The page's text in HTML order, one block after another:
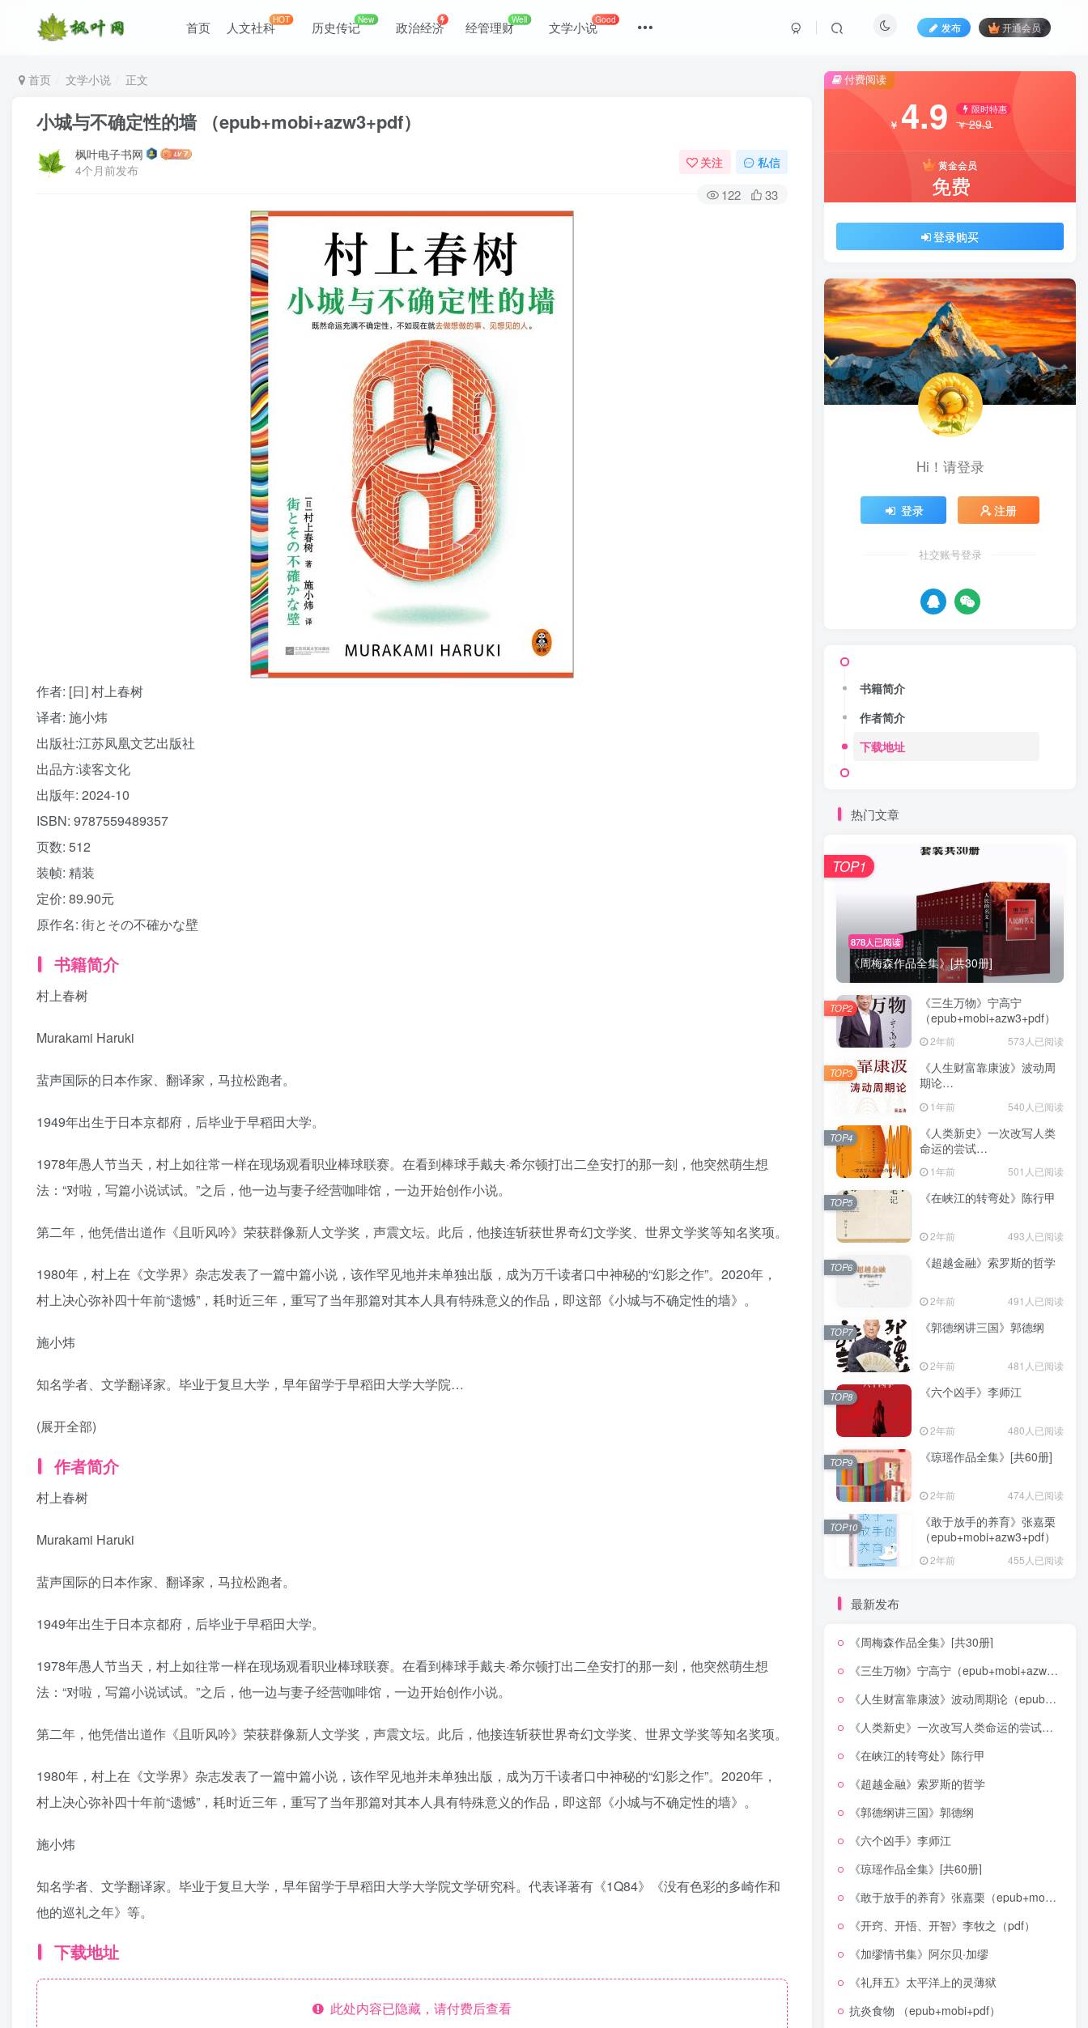
首页 人文社科HOT 历史传记New 政治经济 经管理财Well 文学小说Good
发布 开通会员
首页 文学小说 正文
小城与不确定性的墙 （epub+mobi+azw3+pdf）
枫叶电子书网
4个月前发布
关注 私信
122 33
作者: [日] 村上春树
译者: 施小炜
出版社:江苏凤凰文艺出版社
出品方:读客文化
出版年: 2024-10
ISBN: 9787559489357
页数: 512
装帧: 精装
定价: 89.90元
原作名: 街とその不確かな壁
书籍简介
村上春树
Murakami Haruki
蜚声国际的日本作家、翻译家，马拉松跑者。
1949年出生于日本京都府，后毕业于早稻田大学。
1978年愚人节当天，村上如往常一样在现场观看职业棒球联赛。在看到棒球手戴夫·希尔顿打出二垒安打的那一刻，他突然萌生想
法：“对啦，写篇小说试试。”之后，他一边与妻子经营咖啡馆，一边开始创作小说。
第二年，他凭借出道作《且听风吟》荣获群像新人文学奖，声震文坛。此后，他接连斩获世界奇幻文学奖、世界文学奖等知名奖项。
1980年，村上在《文学界》杂志发表了一篇中篇小说，该作罕见地并未单独出版，成为万千读者口中神秘的“幻影之作”。2020年，
村上决心弥补四十年前“遗憾”，耗时近三年，重写了当年那篇对其本人具有特殊意义的作品，即这部《小城与不确定性的墙》。
施小炜
知名学者、文学翻译家。毕业于复旦大学，早年留学于早稻田大学大学院…
(展开全部)
作者简介
村上春树
Murakami Haruki
蜚声国际的日本作家、翻译家，马拉松跑者。
1949年出生于日本京都府，后毕业于早稻田大学。
1978年愚人节当天，村上如往常一样在现场观看职业棒球联赛。在看到棒球手戴夫·希尔顿打出二垒安打的那一刻，他突然萌生想
法：“对啦，写篇小说试试。”之后，他一边与妻子经营咖啡馆，一边开始创作小说。
第二年，他凭借出道作《且听风吟》荣获群像新人文学奖，声震文坛。此后，他接连斩获世界奇幻文学奖、世界文学奖等知名奖项。
1980年，村上在《文学界》杂志发表了一篇中篇小说，该作罕见地并未单独出版，成为万千读者口中神秘的“幻影之作”。2020年，
村上决心弥补四十年前“遗憾”，耗时近三年，重写了当年那篇对其本人具有特殊意义的作品，即这部《小城与不确定性的墙》。
施小炜
知名学者、文学翻译家。毕业于复旦大学，早年留学于早稻田大学大学院文学研究科。代表译著有《1Q84》《没有色彩的多崎作和
他的巡礼之年》等。
下载地址
此处内容已隐藏，请付费后查看
付费阅读
￥ 4.9 限时特惠
￥29.9
黄金会员
免费
登录购买
Hi！请登录
登录 注册
社交账号登录
书籍简介
作者简介
下载地址
热门文章
878人已阅读
《周梅森作品全集》[共30册]
TOP1
《三生万物》宁高宁
（epub+mobi+azw3+pdf）
2年前 573人已阅读
TOP2
《人生财富靠康波》波动周
期论
1年前 540人已阅读
TOP3
《人类新史》一次改写人类
命运的尝试
1年前 501人已阅读
TOP4
《在峡江的转弯处》陈行甲
2年前 493人已阅读
TOP5
《超越金融》索罗斯的哲学
2年前 491人已阅读
TOP6
《郭德纲讲三国》郭德纲
2年前 481人已阅读
TOP7
《六个凶手》李师江
2年前 480人已阅读
TOP8
《琼瑶作品全集》[共60册]
2年前 474人已阅读
TOP9
《敢于放手的养育》张嘉栗
（epub+mobi+azw3+pdf）
2年前 455人已阅读
TOP10
最新发布
《周梅森作品全集》[共30册]
《三生万物》宁高宁（epub+mobi+azw3+pdf）
《人生财富靠康波》波动周期论（epub+mobi+azw3+pdf）
《人类新史》一次改写人类命运的尝试（epub+mobi+azw3+pdf）
《在峡江的转弯处》陈行甲
《超越金融》索罗斯的哲学
《郭德纲讲三国》郭德纲
《六个凶手》李师江
《琼瑶作品全集》[共60册]
《敢于放手的养育》张嘉栗（epub+mobi+azw3+pdf）
《开窍、开悟、开智》李牧之（pdf）
《加缪情书集》阿尔贝·加缪
《礼拜五》太平洋上的灵薄狱
抗炎食物 （epub+mobi+pdf）
登录
没有账号？立即注册
用户名/手机号/邮箱
登录密码
记住登录